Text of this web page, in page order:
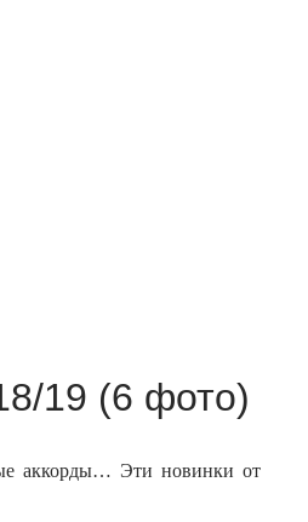
19 (6 фото)
аккорды… Эти новинки от